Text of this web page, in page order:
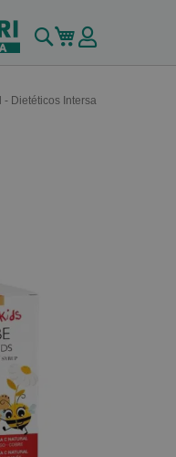
Buscar
Mi carrito
- Dietéticos Intersa